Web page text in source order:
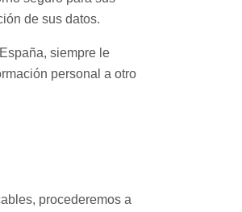
de sus datos.
siempre le
personal a otro
procederemos a